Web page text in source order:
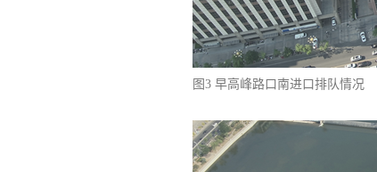
图3 早高峰路口南进口排队情况